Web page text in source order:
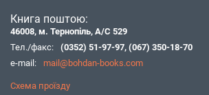
Книга поштою:
46008, м. Тернопіль, А/С 529
Тел./факс:
(0352) 51-97-97, (067) 350-18-70
e-mail:
mail@bohdan-books.com
Схема проїзду